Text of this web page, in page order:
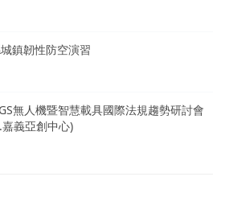
鎮韌性防空演習
無人機暨智慧載具國際法規趨勢研討會
義亞創中心)